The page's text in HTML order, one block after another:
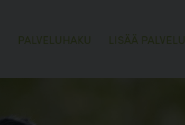
PALVELUHAKU LISÄÄ PALVELU